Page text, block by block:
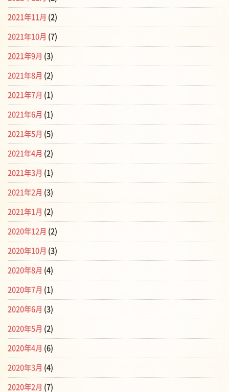
2021年11月 (2)
2021年10月 (7)
2021年9月 (3)
2021年8月 (2)
2021年7月 (1)
2021年6月 (1)
2021年5月 (5)
2021年4月 (2)
2021年3月 (1)
2021年2月 (3)
2021年1月 (2)
2020年12月 (2)
2020年10月 (3)
2020年8月 (4)
2020年7月 (1)
2020年6月 (3)
2020年5月 (2)
2020年4月 (6)
2020年3月 (4)
2020年2月 (7)